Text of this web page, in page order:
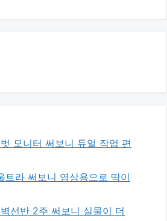
모니터 써보니 듀얼 작업 편
트라 써보니 영상용으로 딱이
선반 2주 써보니 실물이 더